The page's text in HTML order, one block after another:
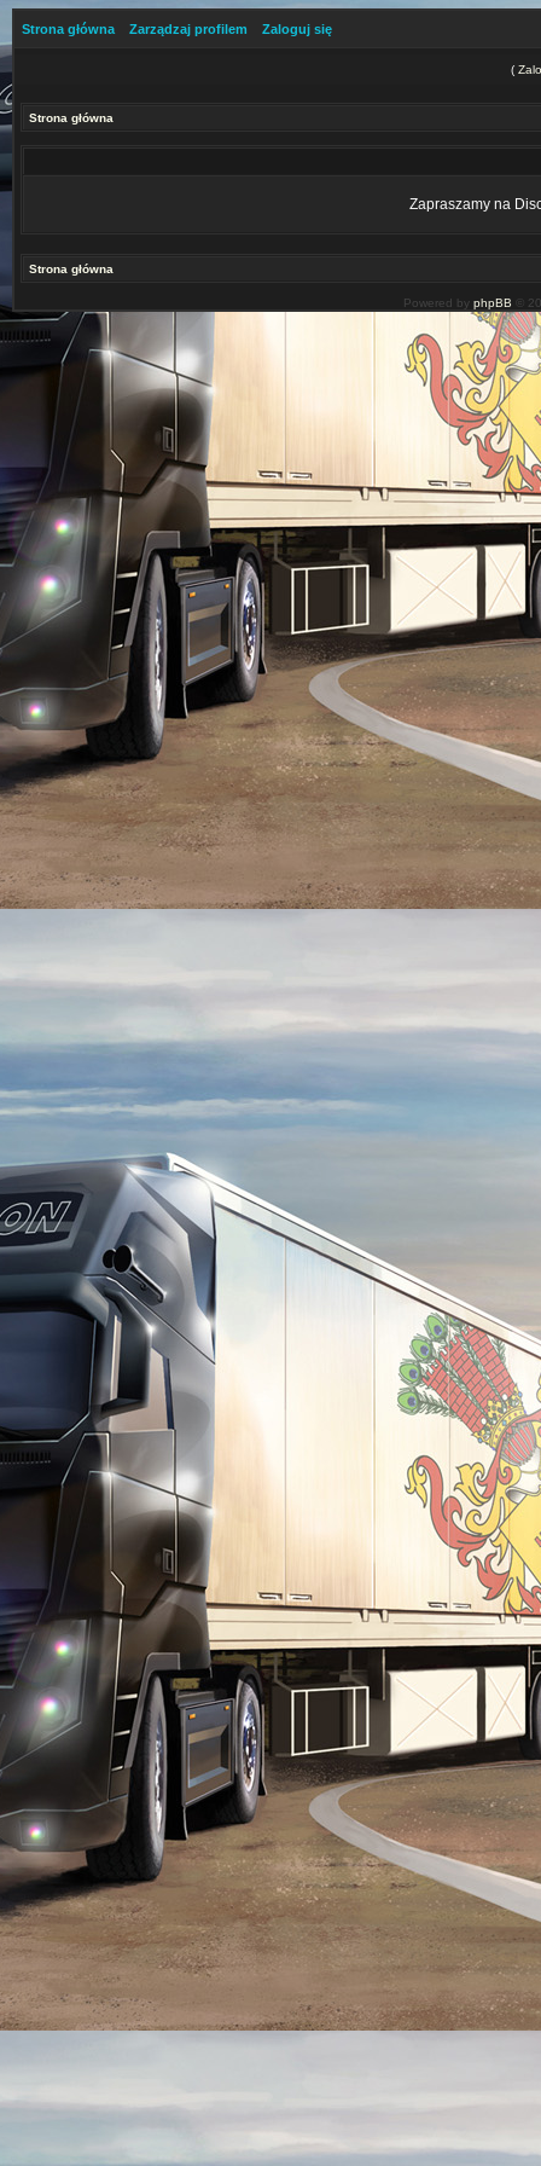
Strona główna Zarządzaj profilem Zaloguj się
(
Strona główna
Zapraszamy na
Strona główna
Powered by phpBB ©